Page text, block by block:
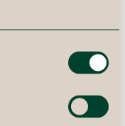
en ambition om